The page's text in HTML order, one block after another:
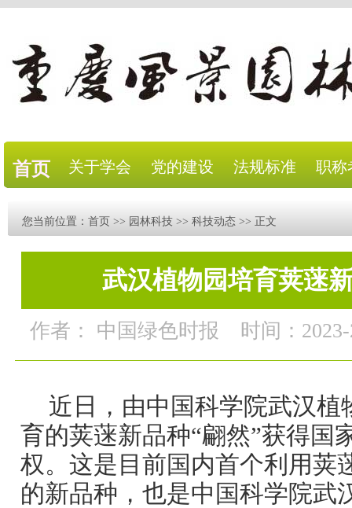
首页 关于学会 党的建设 法规标准 职称
您当前位置： 首页 >> 园林科技 >> 科技动态 >> 正文
武汉植物园培育荚蒾
作者： 中国绿色时报 时间：
近日，由中国科学院武汉植
育的荚蒾新品种“翩然”获得国
权。这是目前国内首个利用荚
的新品种，也是中国科学院武